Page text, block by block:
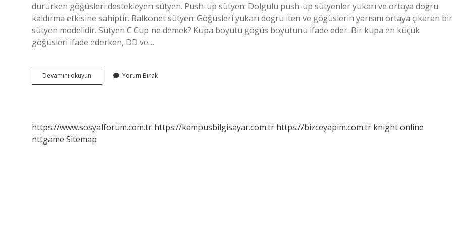
dururken göğüsleri destekleyen sütyen. Push-up sütyen: Dolgulu push-up sütyenler yukarı ve ortaya doğru
kaldırma etkisine sahiptir. Balkonet sütyen: Göğüsleri yukarı doğru iten ve göğüslerin yarısını ortaya çıkaran bir
sütyen modelidir. Sütyen C Cup ne demek? Kupa boyutu göğüs boyutunu ifade eder. Bir kupa en küçük
göğüsleri ifade ederken, DD ve…
Devamını okuyun Balkonet
Ne
Yorum Bırak
https://www.sosyalforum.com.tr https://kampusbilgisayar.com.tr https://bizceyapim.com.tr knight online
nttgame Sitemap